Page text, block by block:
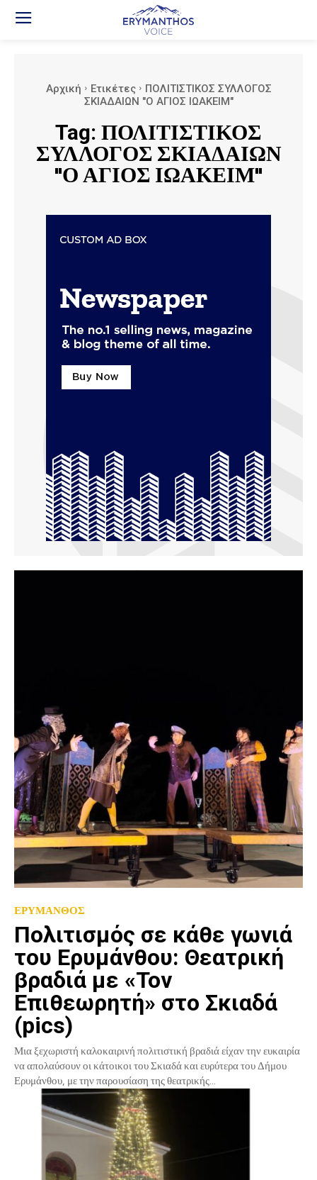
Αρχική Ετικέτες
ΠΟΛΙΤΙΣΤΙΚΟΣ ΣΥΛΛΟΓΟΣ
ΣΚΙΑΔΑΙΩΝ "Ο ΑΓΙΟΣ ΙΩΑΚΕΙΜ"
Tag: ΠΟΛΙΤΙΣΤΙΚΟΣ
ΣΥΛΛΟΓΟΣ ΣΚΙΑΔΑΙΩΝ
"Ο ΑΓΙΟΣ ΙΩΑΚΕΙΜ"
ΕΡΥΜΑΝΘΟΣ
Πολιτισμός σε κάθε γωνιά
του Ερυμάνθου: Θεατρική
βραδιά με «Τον
Επιθεωρητή» στο Σκιαδά
(pics)
Μια ξεχωριστή καλοκαιρινή πολιτιστική βραδιά είχαν την ευκαιρία
να απολαύσουν οι κάτοικοι του Σκιαδά και ευρύτερα του Δήμου
Ερυμάνθου, με την παρουσίαση της θεατρικής...